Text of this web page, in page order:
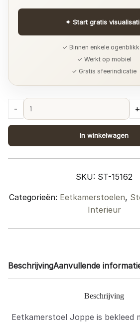
✦ Start gratis
✓ Binnen enkele
✓ Werkt op mobiel
✓ Gratis sfeerindicatie
Eetkamerstoel
quantity
- +
In winkelwagen
SKU: ST-15162
Categorieën: Eetkamerstoelen,
Interieur
BeschrijvingAanvullende
Beschrijving
Eetkamerstoel Joppe is bekleed